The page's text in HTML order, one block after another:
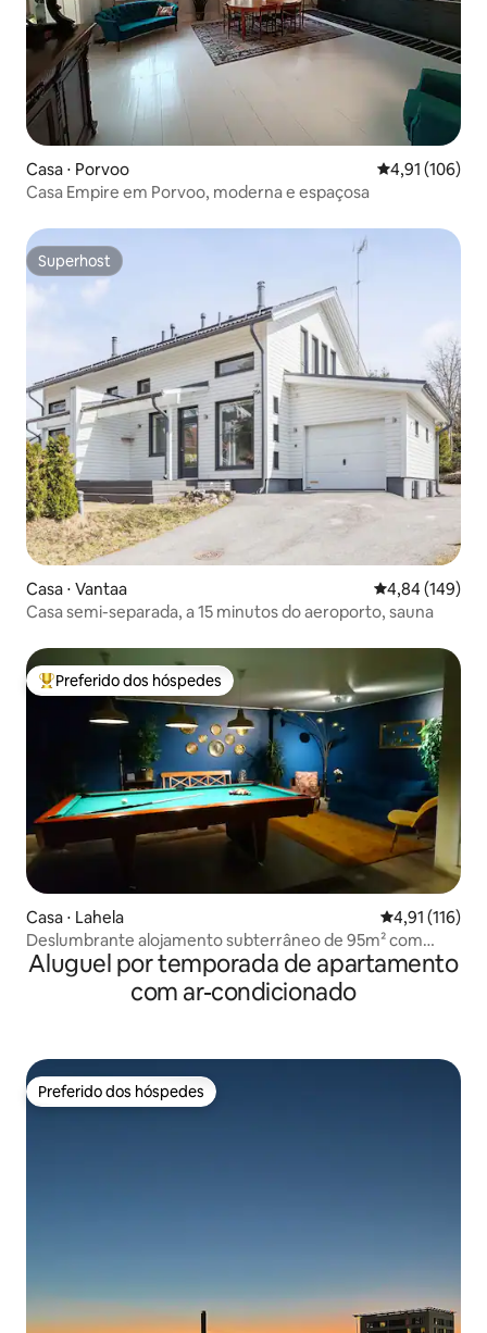
Casa ⋅ Porvoo 4,91 de uma
4,91 (106)
Casa Empire em Porvoo, moderna e espaçosa
Superhost
Superhost
Casa ⋅ Vantaa 4,84 de uma
4,84 (149)
Casa semi-separada, a 15 minutos do aeroporto, sauna
Entre os melhores preferidos dos hóspedes
Preferido dos hóspedes
Casa ⋅ Lahela 4,91 de uma
4,91 (116)
Deslumbrante alojamento subterrâneo de 95m² com
piscina
Aluguel por temporada de apartamento
com ar-condicionado
Preferido dos hóspedes
Preferido dos hóspedes